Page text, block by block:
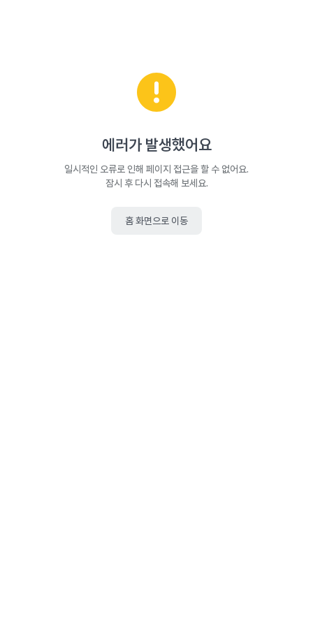
에러가 발생했어요
일시적인 오류로 인해 페이지 접근을 할 수 없어요.
잠시 후 다시 접속해 보세요.
홈 화면으로 이동